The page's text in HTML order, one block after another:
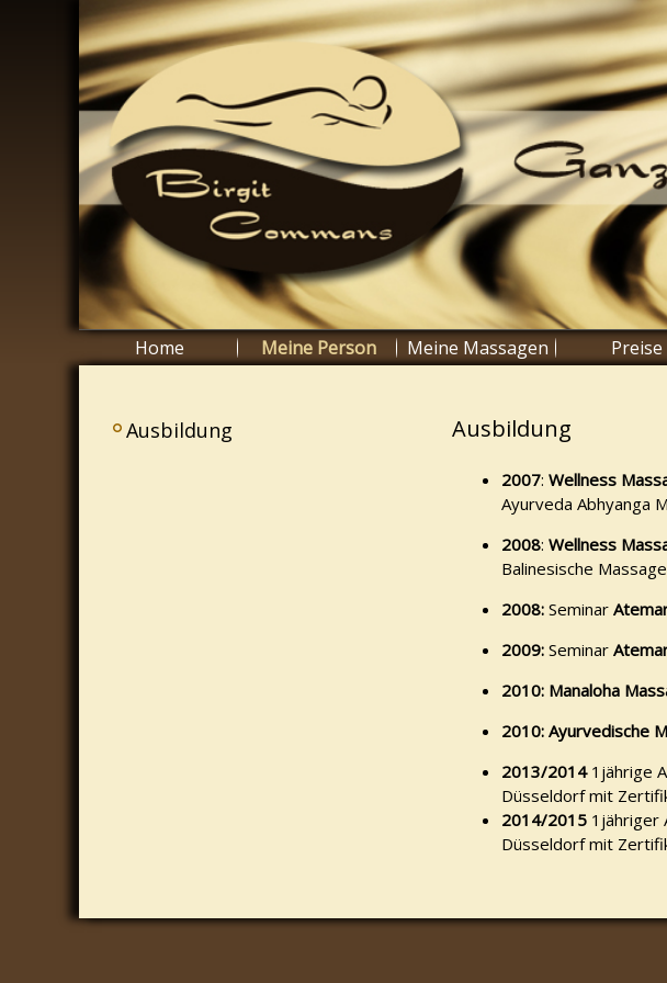
Home Meine Person Meine Massagen Preise
Ausbildung
2007: Wellness
Ayurveda Abhyanga
2008: Wellness
Balinesische
2008: Seminar
2009: Seminar
2010: Manaloha
2010: Ayurvedische
2013/2014 1jährige
Düsseldorf mit
2014/2015 1jähriger
Düsseldorf mit
Ausbildung